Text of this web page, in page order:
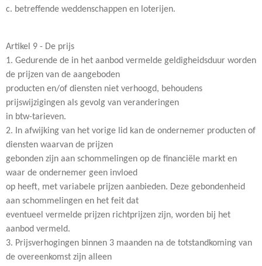
c. betreffende weddenschappen en loterijen.
Artikel 9 - De prijs
1. Gedurende de in het aanbod vermelde geldigheidsduur worden
de prijzen van de aangeboden
producten en/of diensten niet verhoogd, behoudens
prijswijzigingen als gevolg van veranderingen
in btw-tarieven.
2. In afwijking van het vorige lid kan de ondernemer producten of
diensten waarvan de prijzen
gebonden zijn aan schommelingen op de financiële markt en
waar de ondernemer geen invloed
op heeft, met variabele prijzen aanbieden. Deze gebondenheid
aan schommelingen en het feit dat
eventueel vermelde prijzen richtprijzen zijn, worden bij het
aanbod vermeld.
3. Prijsverhogingen binnen 3 maanden na de totstandkoming van
de overeenkomst zijn alleen